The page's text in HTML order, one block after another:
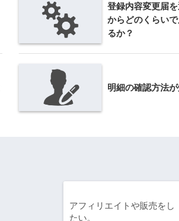
登録内容変更届
からどのくらい
るか？
明細の確認方法
アフィリエイトや販売をし
たい。